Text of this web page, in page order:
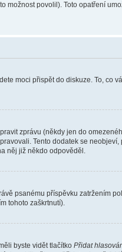
povolil). Toto opatření
moci přispět do diskuze. To, co
zprávu (někdy jen do
Tento dodatek se
něj již někdo odpověděl.
psanému příspěvku zatržením
tohoto zaškrtnutí).
byste vidět tlačítko Přidat